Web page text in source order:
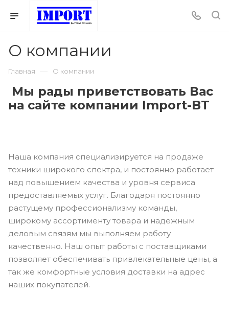
О компании
Главная — О компании
Мы рады приветствовать Вас
на сайте компании Import-BT
Наша компания специализируется на продаже
техники широкого спектра, и постоянно работает
над повышением качества и уровня сервиса
предоставляемых услуг. Благодаря постоянно
растущему профессионализму команды,
широкому ассортименту товара и надежным
деловым связям мы выполняем работу
качественно. Наш опыт работы с поставщиками
позволяет обеспечивать привлекательные цены, а
так же комфортные условия доставки на адрес
наших покупателей.